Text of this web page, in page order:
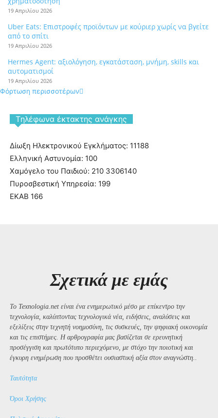
19 Απριλίου 2026
Uber Eats: Επιστροφές προϊόντων με κούριερ χωρίς να βγείτε
από το σπίτι
19 Απριλίου 2026
Hermes Agent: αξιολόγηση, εγκατάσταση, μνήμη, skills και
αυτοματισμοί
19 Απριλίου 2026
Φόρτωση περισσοτέρων
Tηλέφωνα έκτακτης ανάγκης
Δίωξη Ηλεκτρονικού Εγκλήματος: 11188
Ελληνική Αστυνομία: 100
Χαμόγελο του Παιδιού: 210 3306140
Πυροσβεστική Υπηρεσία: 199
ΕΚΑΒ 166
Σχετικά με εμάς
Το Texnologia.net είναι ένα ενημερωτικό μέσο με επίκεντρο την
τεχνολογία, καλύπτοντας τεχνολογικά νέα, ειδήσεις, αναλύσεις και
εξελίξεις στην τεχνητή νοημοσύνη, τις συσκευές, την ψηφιακή οικονομία
και τις επιστήμες. Η αρθρογραφία μας βασίζεται σε ερευνητική
προσέγγιση και πρωτότυπο περιεχόμενο, με στόχο την ποιοτική και
έγκυρη ενημέρωση που προσθέτει ουσιαστική αξία στον αναγνώστη..
Ταυτότητα
Όροι Χρήσης